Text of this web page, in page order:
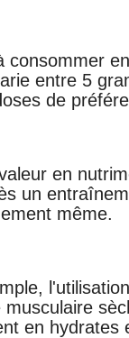
consommer
entre 5
de
en
un
même.
en hydrates